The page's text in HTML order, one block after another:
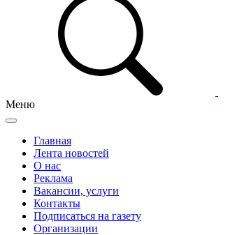
Меню
Главная
Лента новостей
О нас
Реклама
Вакансии, услуги
Контакты
Подписаться на газету
Организации